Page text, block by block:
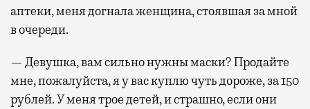
аптеки, меня догнала женщина, стоявшая за мной
в очереди.
— Девушка, вам сильно нужны маски? Продайте
мне, пожалуйста, я у вас куплю чуть дороже, за 150
рублей. У меня трое детей, и страшно, если они